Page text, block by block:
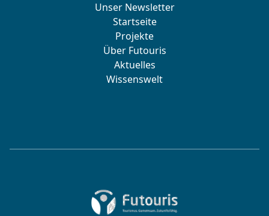
Unser Newsletter
Startseite
Projekte
Über Futouris
Aktuelles
Wissenswelt
Zur Startseite von Futouris e.V.